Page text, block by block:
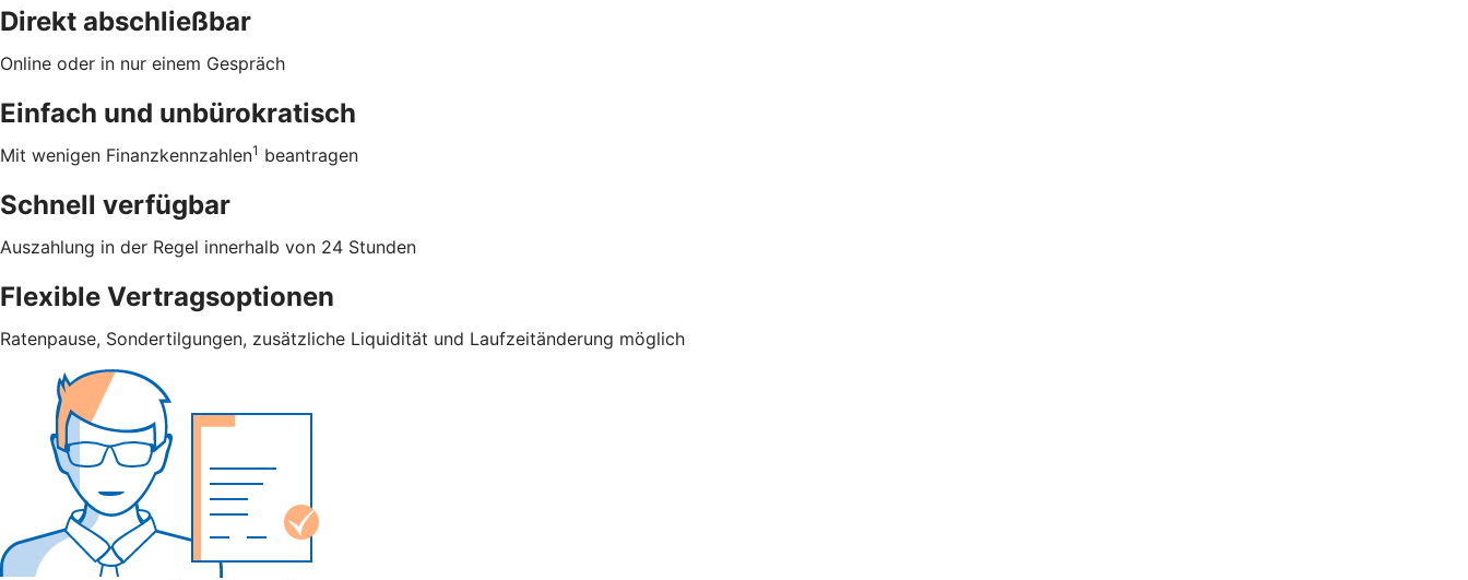
Direkt abschließbar
Online oder in nur einem Gespräch
Einfach und unbürokratisch
Mit wenigen Finanzkennzahlen1 beantragen
Schnell verfügbar
Auszahlung in der Regel innerhalb von 24 Stunden
Flexible Vertragsoptionen
Ratenpause, Sondertilgungen, zusätzliche Liquidität und Laufzeitänderung möglich